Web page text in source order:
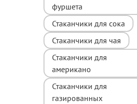
фуршета
Стаканчики для сока
Стаканчики для чая
Стаканчики для
американо
Стаканчики для
газированных